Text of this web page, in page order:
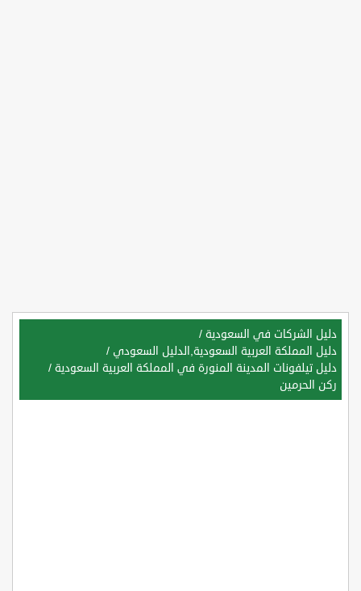
دليل الشركات في السعودية /
دليل المملكة العربية السعودية,الدليل السعودي /
دليل تيلفونات المدينة المنورة في المملكة العربية السعودية /
ركن الحرمين